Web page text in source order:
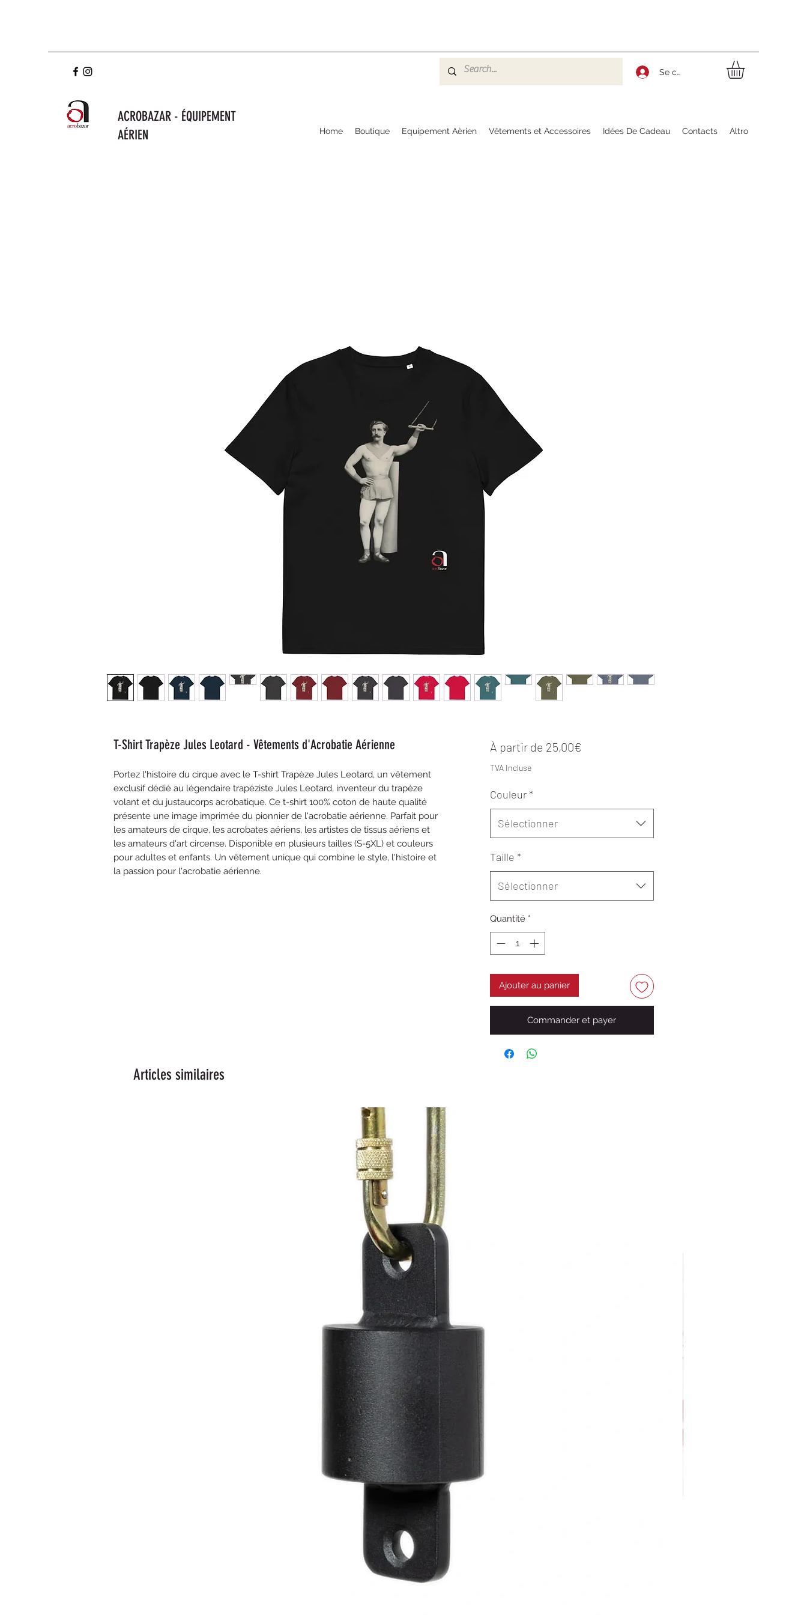
Se connecter
ACROBAZAR - ÉQUIPEMENT
AÉRIEN
Home Boutique Equipement Aèrien Vêtements et Accessoires Idées De Cadeau Contacts Altro
T-Shirt Trapèze Jules Leotard - Vêtements d'Acrobatie Aérienne
Portez l'histoire du cirque avec le T-shirt Trapèze Jules Leotard, un vêtement
exclusif dédié au légendaire trapéziste Jules Leotard, inventeur du trapèze
volant et du justaucorps acrobatique. Ce t-shirt 100% coton de haute qualité
présente une image imprimée du pionnier de l'acrobatie aérienne. Parfait pour
les amateurs de cirque, les acrobates aériens, les artistes de tissus aériens et
les amateurs d'art circense. Disponible en plusieurs tailles (S-5XL) et couleurs
pour adultes et enfants. Un vêtement unique qui combine le style, l'histoire et
la passion pour l'acrobatie aérienne.
À partir de 25,00€
TVA Incluse
Couleur*
Sélectionner
Taille *
Sélectionner
Quantité *
Ajouter au panier
Commander et payer
Articles similaires